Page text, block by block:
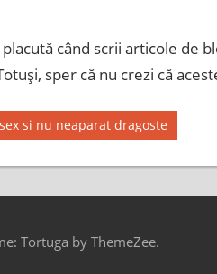
placută când scrii articole de
sper că nu crezi că
si nu neaparat dragoste
Tortuga by ThemeZee.